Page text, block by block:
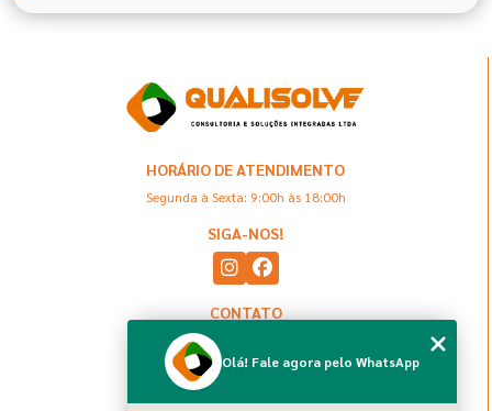
HORÁRIO DE ATENDIMENTO
Segunda à Sexta: 9:00h às 18:00h
SIGA-NOS!
CONTATO
(13) 98883-8069
(13) 97408-4961
contato@qualisolve.com.br
Olá! Fale agora pelo WhatsApp